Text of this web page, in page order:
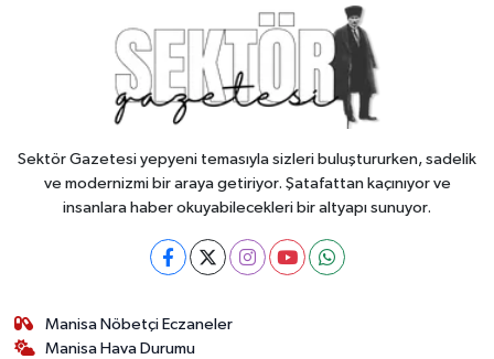
Sektör Gazetesi yepyeni temasıyla sizleri buluştururken, sadelik
ve modernizmi bir araya getiriyor. Şatafattan kaçınıyor ve
insanlara haber okuyabilecekleri bir altyapı sunuyor.
Manisa Nöbetçi Eczaneler
Manisa Hava Durumu